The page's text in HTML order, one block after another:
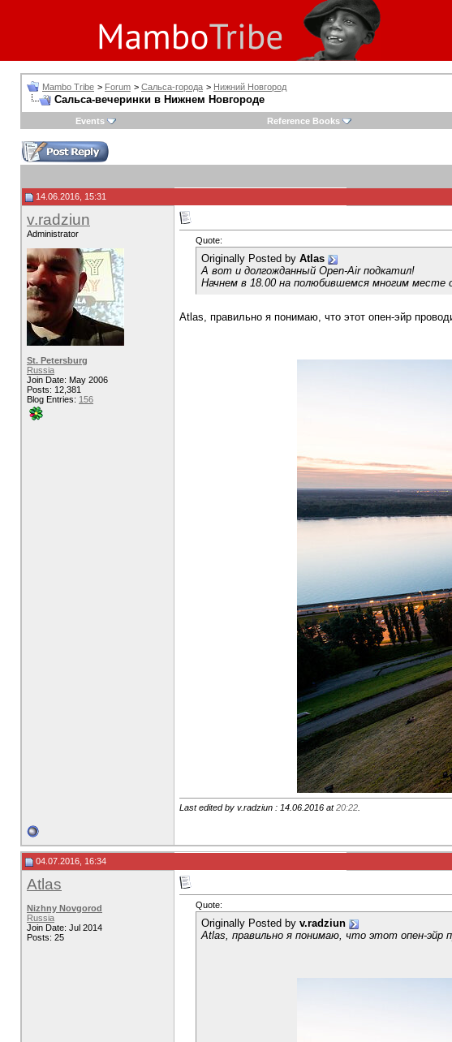
Mambo Tribe > Forum > Сальса-города > Нижний Новгород
Сальса-вечеринки в Нижнем Новгороде
Events
Reference Books
14.06.2016, 15:31
v.radziun
Administrator
St. Petersburg
Russia
Join Date: May 2006
Posts: 12,381
Blog Entries: 156
Quote:
Originally Posted by Atlas
А вот и долгожданный Open-Air подкатил!
Начнем в 18.00 на полюбившемся многим месте
Atlas, правильно я понимаю, что этот опен-эйр
Last edited by v.radziun : 14.06.2016 at20:22
04.07.2016, 16:34
Atlas
Nizhny Novgorod
Russia
Join Date: Jul 2014
Posts: 25
Quote:
Originally Posted by v.radziun
Atlas, правильно я понимаю, что этот опен-эйр